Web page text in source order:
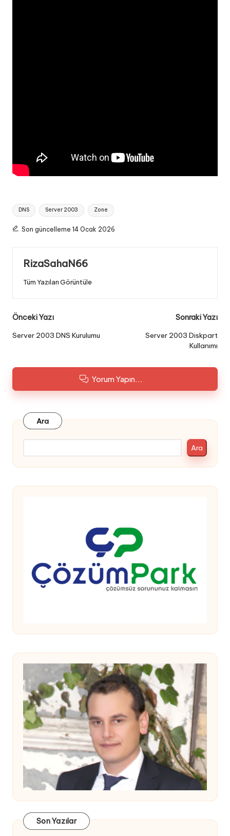
Tags:
DNS Server 2003 Zone
Son güncelleme 14 Ocak 2026
RizaSahaN66
Tüm Yazıları Görüntüle
Post
navigation
Önceki Yazı
Server 2003 DNS Kurulumu
Sonraki Yazı
Server 2003 Diskpart
Kullanımı
Yorum Yapın...
Ara
Ara
Son Yazılar